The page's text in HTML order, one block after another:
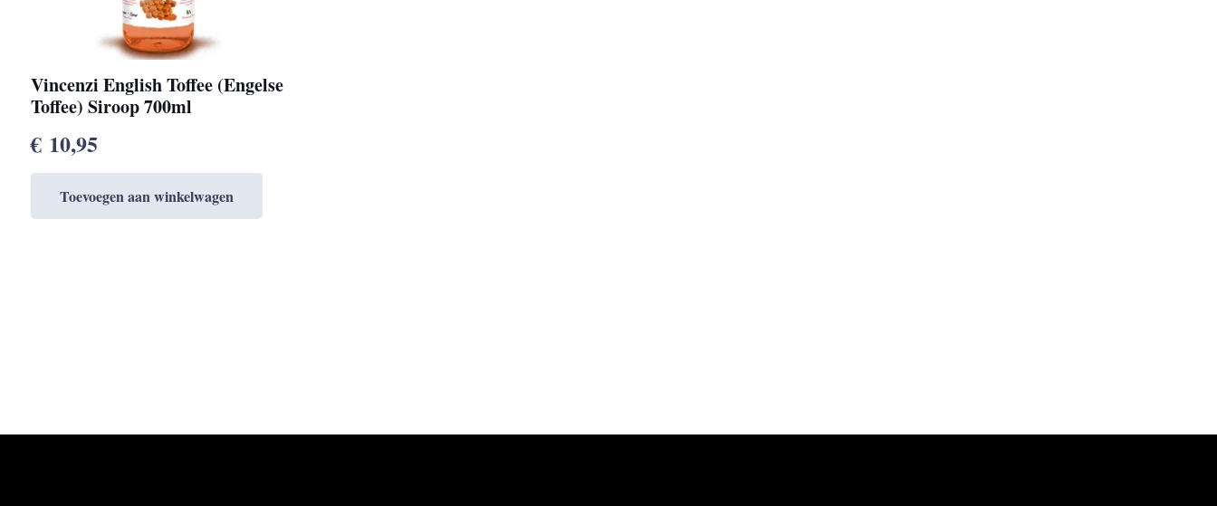
Vincenzi English Toffee (Engelse
Toffee) Siroop 700ml
€10,95
Toevoegen aan winkelwagen